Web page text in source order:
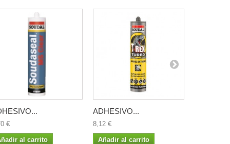
€
al carrito
ADHESIVO...
8,12 €
Añadir al carrito